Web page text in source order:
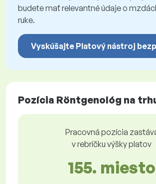
budete mať relevantné údaje o
ruke.
Vyskúšajte Platový nástroj
Pozícia Röntgenológ na
Pracovná pozícia
v rebríčku výšky platov
155. miesto